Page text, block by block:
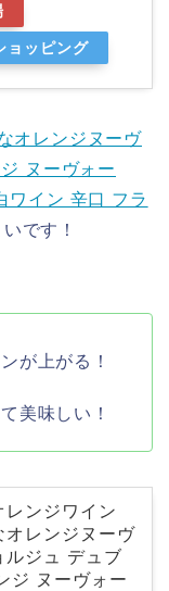
ョッピング
オレンジヌーヴ
ヌーヴォー
ワイン 辛口 フラ
です！
が上がる！
美味しい！
レンジワイン
オレンジヌーヴ
ルジュ デュブ
ジ ヌーヴォー